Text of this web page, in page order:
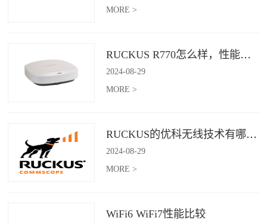
MORE >
RUCKUS R770怎么样，性能怎么样，好用吗？
2024-08-29
MORE >
RUCKUS的优科无线技术有哪些优缺点？
2024-08-29
MORE >
WiFi6 WiFi7性能比较